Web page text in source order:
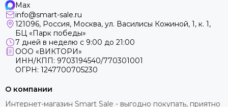
Max
info@smart-sale.ru
121096, Россия, Москва, ул. Василисы Кожиной, 1, к. 1,
БЦ «Парк победы»
7 дней в неделю с 9:00 до 21:00
ООО «ВИКТОРИ»
ИНН/КПП: 9703194540/770301001
ОГРН: 1247700705230
О компании
Интернет-магазин Smart Sale - выгодно покупать, приятно